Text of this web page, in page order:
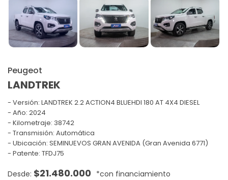
Peugeot
LANDTREK
Versión: LANDTREK 2.2 ACTION4 BLUEHDI 180 AT 4X4 DIESEL
Año: 2024
Kilometraje: 38742
Transmisión: Automática
Ubicación: SEMINUEVOS GRAN AVENIDA (Gran Avenida 6771)
Patente: TFDJ75
$21.480.000